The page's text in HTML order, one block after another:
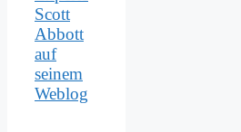
Scott
Abbott
auf
seinem
Weblog